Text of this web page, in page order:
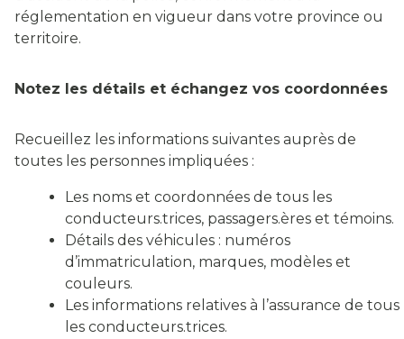
réglementation en vigueur dans votre province ou
territoire.
Notez les détails et échangez vos coordonnées
Recueillez les informations suivantes auprès de
toutes les personnes impliquées :
Les noms et coordonnées de tous les
conducteurs.trices, passagers.ères et témoins.
Détails des véhicules : numéros
d’immatriculation, marques, modèles et
couleurs.
Les informations relatives à l’assurance de tous
les conducteurs.trices.